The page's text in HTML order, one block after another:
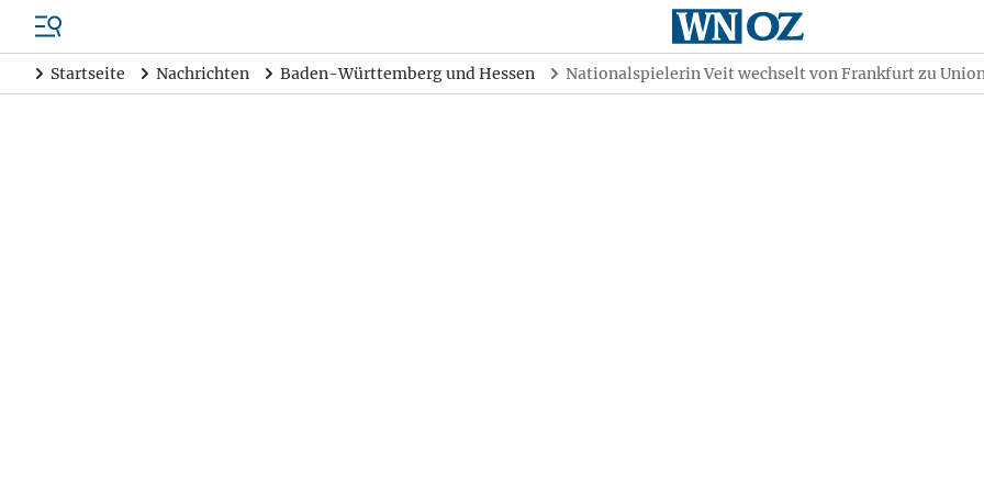
Startseite Nachrichten Baden-Württemberg und Hessen Nationalspielerin Veit wechselt von Frankfurt zu